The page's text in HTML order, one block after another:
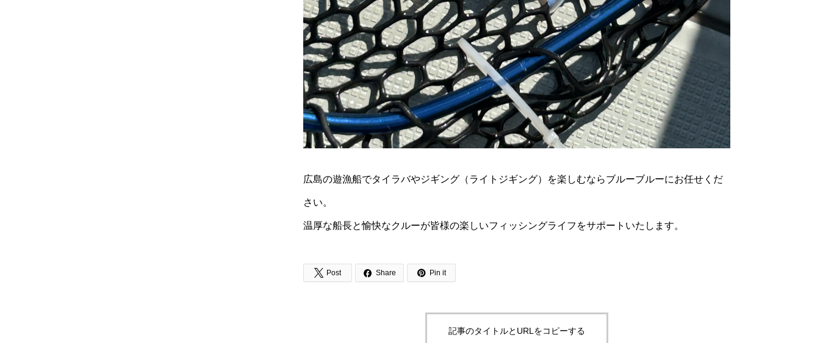
広島の遊漁船でタイラバやジギング（ライトジギング）を楽しむならブルーブルーにお任せくだ
さい。
温厚な船長と愉快なクルーが皆様の楽しいフィッシングライフをサポートいたします。
 Post  Share  Pin it
記事のタイトルとURLをコピーする